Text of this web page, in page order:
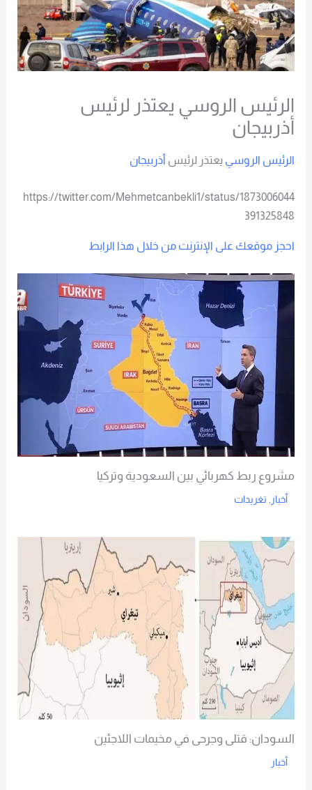
الرئيس الروسي يعتذر لرئيس
أذربيجان
الرئيس الروسي يعتذر لرئيسأذربيجان
https://twitter.com/Mehmetcanbekli1/status/1873006044
391325848
احجز موقعك على الإنترنت من خلال هذا الرابط
مشروع ربط كهربائي بين السعودية وتركيا
أخبار تغريدات
السودان: قتلى وجرحى في مخيمات اللاجئين
أخبار